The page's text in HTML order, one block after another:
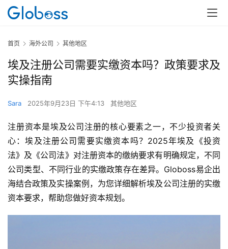
首页 海外公司 其他地区
埃及注册公司需要实缴资本吗？政策要求及
实操指南
Sara 2025年9月23日 下午4:13 其他地区
注册资本是埃及公司注册的核心要素之一，不少投资者关
心：埃及注册公司需要实缴资本吗？2025年埃及《投资
法》及《公司法》对注册资本的缴纳要求有明确规定，不同
公司类型、不同行业的实缴政策存在差异。Globoss易企出
海结合政策及实操案例，为您详细解析埃及公司注册的实缴
资本要求，帮助您做好资本规划。